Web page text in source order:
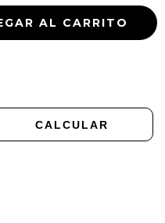
CALCULAR